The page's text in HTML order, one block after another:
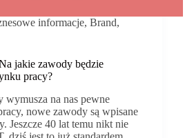
informacje, Brand,
jakie zawody będzie
pracy?
wymusza na nas pewne
nowe zawody są wpisane
Jeszcze 40 lat temu nikt nie